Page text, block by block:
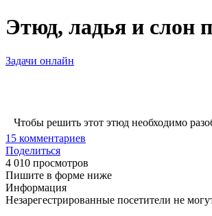
Этюд, ладья и слон
Задачи онлайн
Чтобы решить этот этюд необходимо
15 комментариев
Поделиться
4 010 просмотров
Пишите в форме ниже
Информация
Незарегестрированные посетители не